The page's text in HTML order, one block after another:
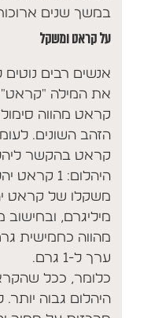
במשך שנים
על קראט ומשקל
אנשים רבים
את המילה "קראט"
קראט מהווה
הזהב השונים.
קראט בהקשר
ערך ל-1 גרם.
כלומר, ככל
היהלום גבוה